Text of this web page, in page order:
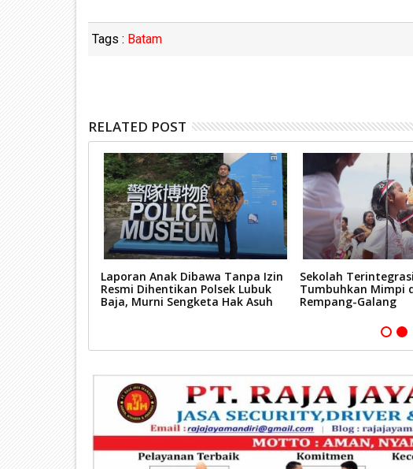
Tags : Batam
RELATED POST
Laporan Anak Dibawa Tanpa Izin
Resmi Dihentikan Polsek Lubuk
Baja, Murni Sengketa Hak Asuh
Sekolah
Tumbuhkan Mimpi
Rempang-Galang